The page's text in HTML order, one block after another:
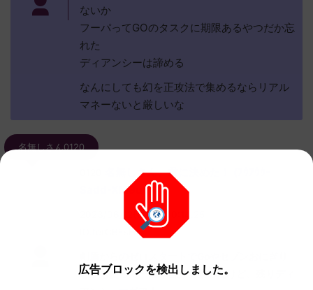
ないか
フーパってGOのタスクに期限あるやつだか忘
れた
ディアンシーは諦める
なんにしても幻を正攻法で集めるならリアル
マネーないと厳しいな
名無しさん0120
名無しさん、君に決めた！ (ｱｳｱｳｳｰ
Sadd-XM9u)
2023/06/12(月) 12:40:14.25
ID:ferCBFsHa
とかも使って一通り自分で集めたけど、残りディ
広告ブロックを検出しました。